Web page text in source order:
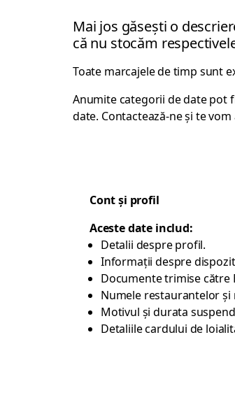
Mai jos găsești o
că nu stocăm
Toate marcajele de timp sunt
Anumite categorii de date pot
date. Contactează-neși te vom
Cont și profil
Aceste date includ:
Detalii despre profil.
Informații despre
Documente trimise către
Numele restaurantelor
Motivul și durata
Detaliile cardului de